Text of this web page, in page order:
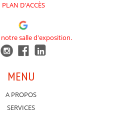
PLAN D'ACCÈS
notre salle d'exposition.
MENU
A PROPOS
SERVICES